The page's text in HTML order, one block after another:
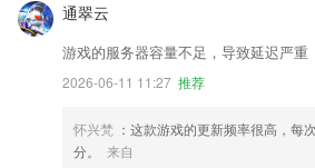
通翠云
游戏的服务器容量不足，导致延迟严重
2026-06-11 11:27 推荐
怀兴梵 ：这款游戏的更新频率很高，每
分。
来自